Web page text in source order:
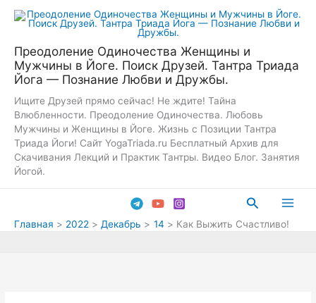
Перейти
Преодоление Одиночества Женщины и
Мужчины в Йоге. Поиск Друзей. Тантра Триада
Йога — Познание Любви и Дружбы.
Ищите Друзей прямо сейчас! Не ждите! Тайна
Влюбленности. Преодоление Одиночества. Любовь
Мужчины и Женщины в Йоге. Жизнь с Позиции Тантра
Триада Йоги! Сайт YogaTriada.ru Бесплатный Архив для
Скачивания Лекций и Практик Тантры. Видео Блог. Занятия
Йогой.
Поиск
Главная 2022 Декабрь 14 Как Выжить Счастливо!